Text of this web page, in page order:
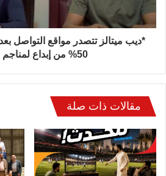
*ديب ميتالز تتصدر مواقع التواصل
50% من إبداع لمناجم الذهب*
مقالات ذات صلة